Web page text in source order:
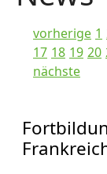
vorherige 1
17 18 19 20
nächste